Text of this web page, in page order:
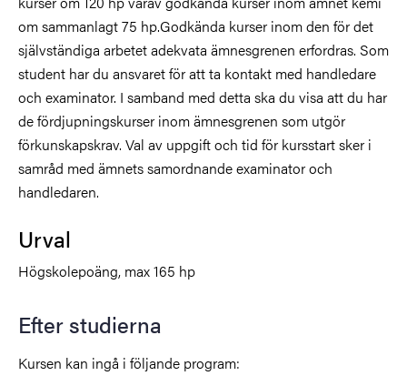
om sammanlagt 75 hp.Godkända kurser inom den för det
självständiga arbetet adekvata ämnesgrenen erfordras. Som
student har du ansvaret för att ta kontakt med handledare
och examinator. I samband med detta ska du visa att du har
de fördjupningskurser inom ämnesgrenen som utgör
förkunskapskrav. Val av uppgift och tid för kursstart sker i
samråd med ämnets samordnande examinator och
handledaren.
Urval
Högskolepoäng, max 165 hp
Efter studierna
Kursen kan ingå i följande program: